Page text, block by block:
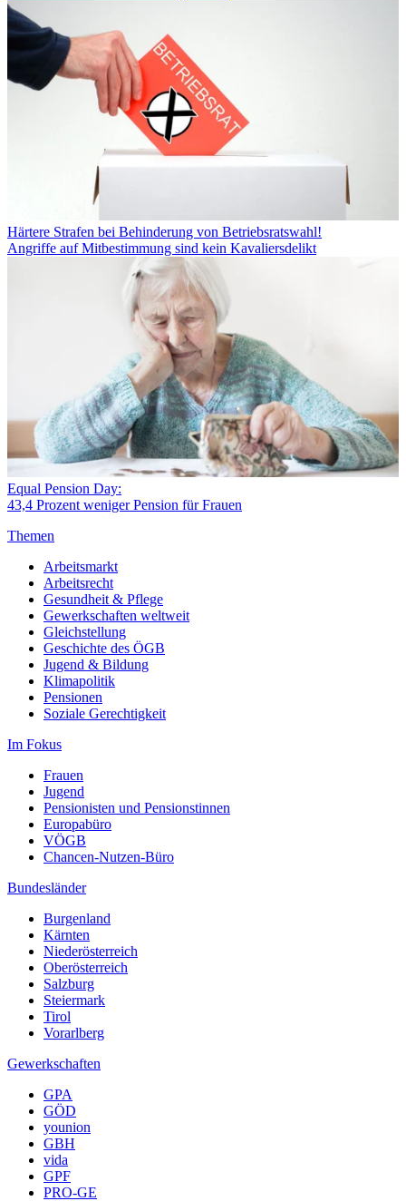
Härtere Strafen bei Behinderung von Betriebsratswahl!
Angriffe auf Mitbestimmung sind kein Kavaliersdelikt
Equal Pension Day:
43,4 Prozent weniger Pension für Frauen
Themen
Arbeitsmarkt
Arbeitsrecht
Gesundheit & Pflege
Gewerkschaften weltweit
Gleichstellung
Geschichte des ÖGB
Jugend & Bildung
Klimapolitik
Pensionen
Soziale Gerechtigkeit
Im Fokus
Frauen
Jugend
Pensionisten und Pensionstinnen
Europabüro
VÖGB
Chancen-Nutzen-Büro
Bundesländer
Burgenland
Kärnten
Niederösterreich
Oberösterreich
Salzburg
Steiermark
Tirol
Vorarlberg
Gewerkschaften
GPA
GÖD
younion
GBH
vida
GPF
PRO-GE